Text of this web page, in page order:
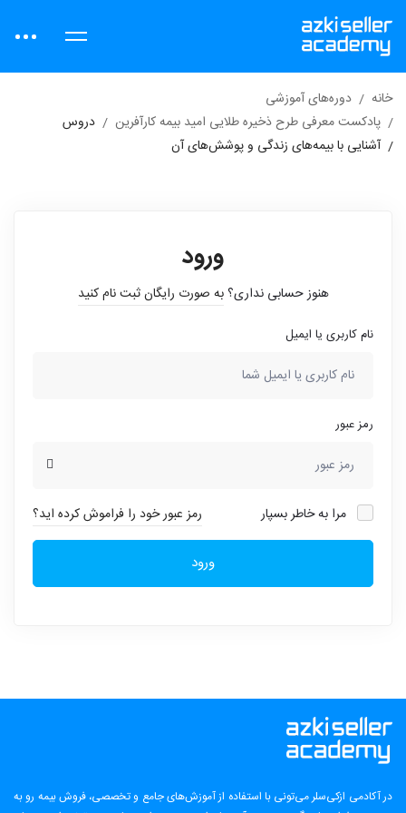
خانه
دوره‌های آموزشی
پادکست معرفی طرح ذخیره طلایی امید بیمه کارآفرین
دروس
آشنایی با بیمه‌های زندگی و پوشش‌های آن
ورود
هنوز حسابی نداری؟به صورت رایگان ثبت نام کنید
نام کاربری یا ایمیل
رمز عبور
مرا به خاطر بسپار رمز عبور خود را فراموش کرده اید؟
ورود
در آکادمی ازکی‌سلر می‌تونی با استفاده از آموزش‌های جامع و تخصصی، فروش بیمه رو به